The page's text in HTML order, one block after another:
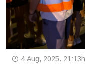
4 Aug, 2025. 21:13h